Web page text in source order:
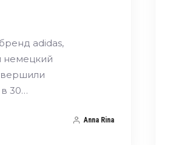
adidas,
немецкий
30…
Anna Rina